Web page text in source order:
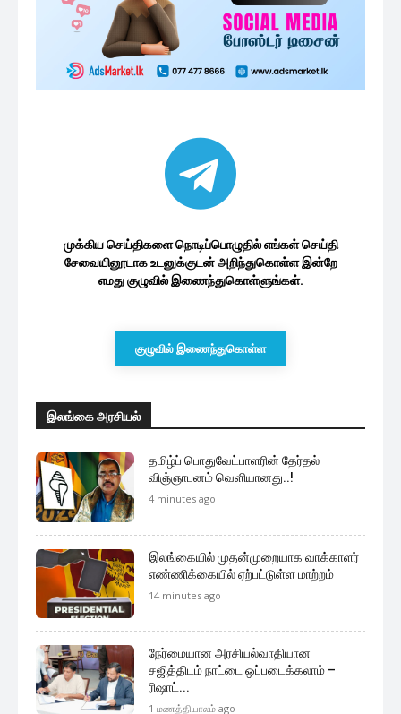
முக்கிய செய்திகளை நொடிப்பொழுதில் எங்கள் செய்தி
சேவையினூடாக உடனுக்குடன் அறிந்துகொள்ள இன்றே
எமது குழுவில் இணைந்துகொள்ளுங்கள்.
குழுவில் இணைந்துகொள்ள
இலங்கை அரசியல்
தமிழ்ப் பொதுவேட்பாளரின் தேர்தல்
விஞ்ஞாபனம் வெளியானது..!
4 minutes ago
இலங்கையில் முதன்முறையாக வாக்காளர்
எண்ணிக்கையில் ஏற்பட்டுள்ள மாற்றம்
14 minutes ago
நேர்மையான அரசியல்வாதியான
சஜித்திடம் நாட்டை ஒப்படைக்கலாம் –
ரிஷாட்...
1 மணத்தியாலம் ago